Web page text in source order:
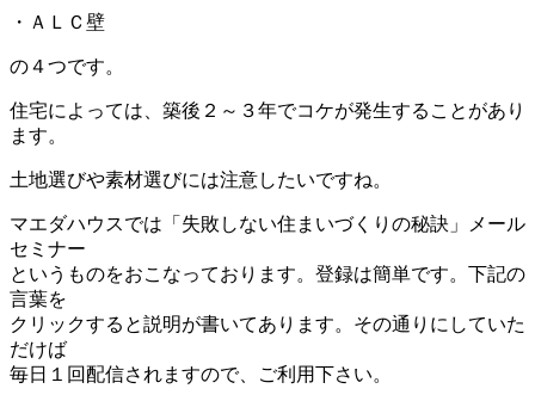
・ＡＬＣ壁
の４つです。
住宅によっては、築後２～３年でコケが発生することがあり
ます。
土地選びや素材選びには注意したいですね。
マエダハウスでは「失敗しない住まいづくりの秘訣」メール
セミナー
というものをおこなっております。登録は簡単です。下記の
言葉を
クリックすると説明が書いてあります。その通りにしていた
だけば
毎日１回配信されますので、ご利用下さい。